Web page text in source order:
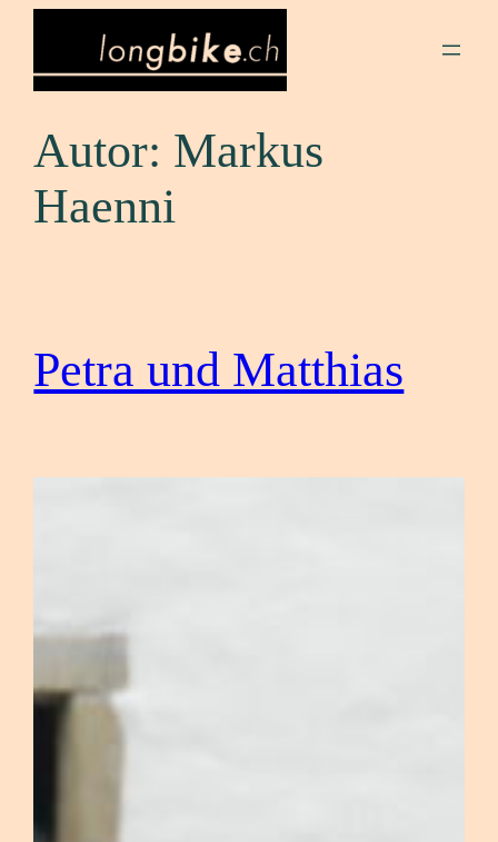
Autor: Markus
Haenni
Petra und Matthias